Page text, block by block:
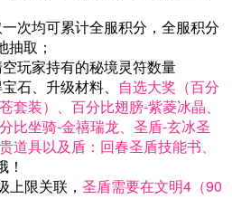
次均可累计全服积分，全服积分
取；
玩家持有的秘境灵符数量
石、升级材料、 自选大奖（百分
套装）、百分比翅膀-紫菱冰晶、
比坐骑-金禧瑞龙、圣盾-玄冰圣
道具以及盾：回春圣盾技能书、
！
上限关联， 圣盾需要在文明4（90